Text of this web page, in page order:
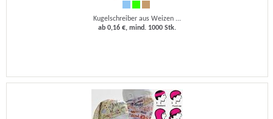
Kugelschreiber aus Weizen ...
ab 0,16 €, mind. 1000 Stk.